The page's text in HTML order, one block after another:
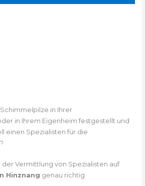
in Ihrer
in Ihrem Eigenheim festgestellt und
einen Spezialisten für die
der Vermittlung von Spezialisten auf
Hinznang genau richtig.